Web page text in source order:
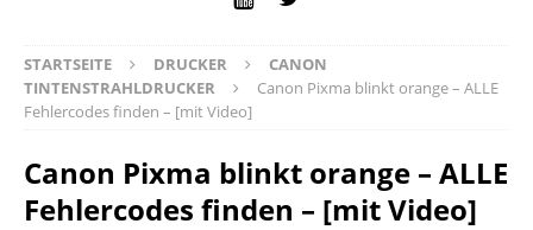
STARTSEITE DRUCKER
CANON
TINTENSTRAHLDRUCKER
Canon Pixma blinkt orange – ALLE
Fehlercodes finden – [mit Video]
Canon Pixma blinkt orange – ALLE
Fehlercodes finden – [mit Video]